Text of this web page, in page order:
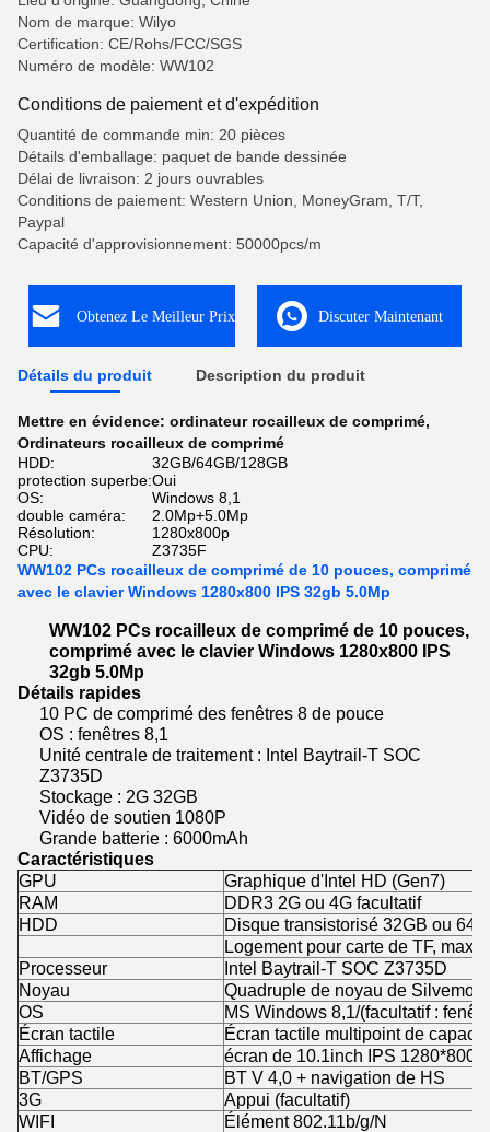
Nom de marque: Wilyo
Certification: CE/Rohs/FCC/SGS
Numéro de modèle: WW102
Conditions de paiement et d'expédition
Quantité de commande min: 20 pièces
Détails d'emballage: paquet de bande dessinée
Délai de livraison: 2 jours ouvrables
Conditions de paiement: Western Union, MoneyGram, T/T,
Paypal
Capacité d'approvisionnement: 50000pcs/m
Obtenez Le Meilleur Prix Discuter Maintenant
Détails du produit Description du produit
Mettre en évidence: ordinateur rocailleux de comprimé,
Ordinateurs rocailleux de comprimé
HDD:
32GB/64GB/128GB
protection superbe:Oui
OS:
Windows 8,1
double caméra:
2.0Mp+5.0Mp
Résolution:
1280x800p
CPU:
Z3735F
WW102 PCs rocailleux de comprimé de 10 pouces, comprimé
avec le clavier Windows 1280x800 IPS 32gb 5.0Mp
WW102 PCs rocailleux de comprimé de 10 pouces,
comprimé avec le clavier Windows 1280x800 IPS
32gb 5.0Mp
Détails rapides
10 PC de comprimé des fenêtres 8 de pouce
OS : fenêtres 8,1
Unité centrale de traitement : Intel Baytrail-T SOC
Z3735D
Stockage : 2G 32GB
Vidéo de soutien 1080P
Grande batterie : 6000mAh
Caractéristiques
GPU
Graphique d'Intel HD (Gen7)
RAM
DDR3 2G ou 4G facultatif
HDD
Disque transistorisé 32GB ou
Logement pour carte de TF,
Processeur
Intel Baytrail-T SOC Z3735D
Noyau
Quadruple de noyau de Silvemont
OS
MS Windows 8,1/(facultatif :
Écran tactile
Écran tactile multipoint de
Affichage
écran de 10.1inch IPS 1280*800
BT/GPS
BT V 4,0 + navigation de HS
3G
Appui (facultatif)
WIFI
Élément 802.11b/g/N